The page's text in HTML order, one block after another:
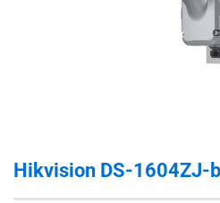
Hikvision DS-1604ZJ-